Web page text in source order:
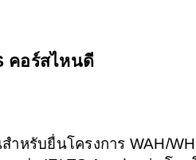
คอร์สไหนดี
ำหรับยื่นโครงการ WAH/